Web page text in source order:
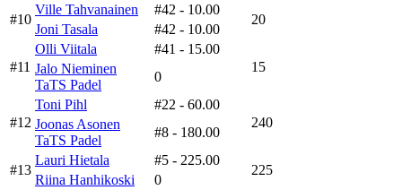
#10
Ville Tahvanainen #42 - 10.00
20
Joni Tasala #42 - 10.00
#11
Olli Viitala #41 - 15.00
15
Jalo Nieminen
TaTS Padel
0
#12
Toni Pihl #22 - 60.00
240
Joonas Asonen
TaTS Padel
#8 - 180.00
#13
Lauri Hietala #5 - 225.00
225
Riina Hanhikoski
0